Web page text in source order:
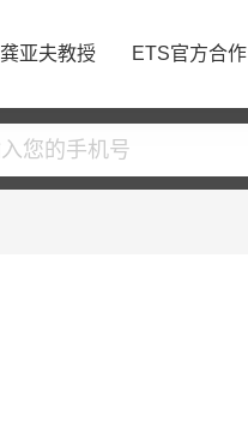
龚亚夫教授 ETS官方合作